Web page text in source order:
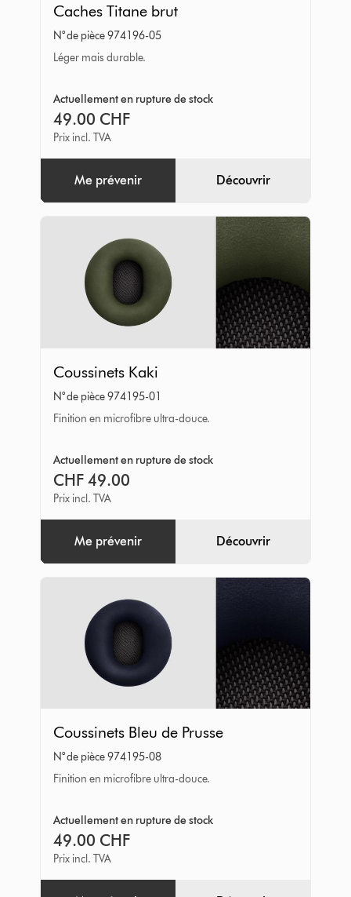
Titane
brut
Caches Titane brut
N° de pièce 974196-05
Léger mais durable.
Actuellement en rupture de stock
49.00 CHF
Prix incl. TVA
Me prévenir Découvrir
Kaki
Coussinets Kaki
N° de pièce 974195-01
Finition en microfibre ultra-douce.
Actuellement en rupture de stock
CHF 49.00
Prix incl. TVA
Me prévenir Découvrir
Bleu
de
Prusse
Coussinets Bleu de Prusse
N° de pièce 974195-08
Finition en microfibre ultra-douce.
Actuellement en rupture de stock
49.00 CHF
Prix incl. TVA